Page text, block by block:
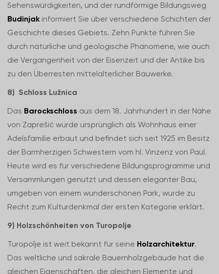
Sehenswürdigkeiten, und der rundförmige Bildungsweg
Budinjak informiert Sie über verschiedene Schichten der
Geschichte dieses Gebiets. Zehn Punkte führen Sie
durch natürliche und geologische Phänomene, wie auch
die Vergangenheit von der Eisenzeit und der Antike bis
zu den Überresten mittelalterlicher Bauwerke.
8) Schloss Lužnica
Das Barockschloss aus dem 18. Jahrhundert in der Nähe
von Zaprešić wurde ursprünglich als Wohnhaus einer
Adelsfamilie erbaut und befindet sich seit 1925 im Besitz
der Barmherzigen Schwestern vom hl. Vinzenz von Paul.
Heute wird es für verschiedene Bildungsprogramme und
Versammlungen genutzt und dessen eleganter Bau,
umgeben von einem wunderschönen Park, wurde zu
Recht zum Kulturdenkmal der ersten Kategorie erklärt.
9) Holzschönheiten von Turopolje
Turopolje ist weit bekannt für seine Holzarchitektur.
Das weltliche und sakrale Bauernholzgebäude hat die
gleichen Eigenschaften, die gleichen Elemente und